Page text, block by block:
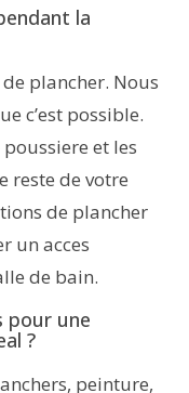
la
plancher. Nous
c’est possible.
et les
reste de votre
de plancher
un acces
de bain.
pour une
?
peinture,